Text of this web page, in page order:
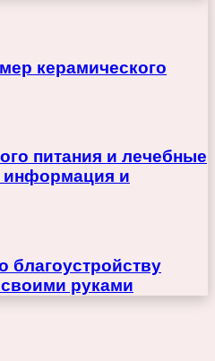
керамического
питания и лечебные
информация и
благоустройству
своими руками